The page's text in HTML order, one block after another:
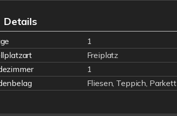
Details
1
Freiplatz
1
Fliesen, Teppich, Parkett